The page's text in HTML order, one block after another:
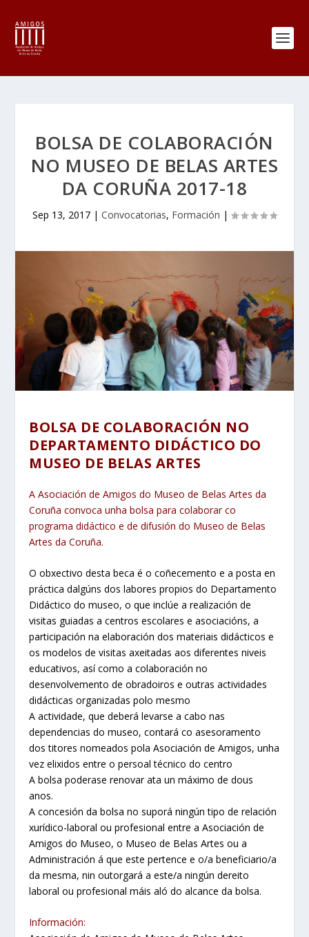
BOLSA DE COLABORACIÓN
NO MUSEO DE BELAS ARTES
DA CORUÑA 2017-18
Sep 13, 2017 | Convocatorias, Formación |
BOLSA DE COLABORACIÓN NO
DEPARTAMENTO DIDÁCTICO DO
MUSEO DE BELAS ARTES
A Asociación de Amigos do Museo de Belas Artes da
Coruña convoca unha bolsa para colaborar co
programa didáctico e de difusión do Museo de Belas
Artes da Coruña.
O obxectivo desta beca é o coñecemento e a posta en
práctica dalgúns dos labores propios do Departamento
Didáctico do museo, o que inclúe a realización de
visitas guiadas a centros escolares e asociacións, a
participación na elaboración dos materiais didácticos e
os modelos de visitas axeitadas aos diferentes niveis
educativos, así como a colaboración no
desenvolvemento de obradoiros e outras actividades
didácticas organizadas polo mesmo
A actividade, que deberá levarse a cabo nas
dependencias do museo, contará co asesoramento
dos titores nomeados pola Asociación de Amigos, unha
vez elixidos entre o persoal técnico do centro
A bolsa poderase renovar ata un máximo de dous
anos.
A concesión da bolsa no suporá ningún tipo de relación
xurídico-laboral ou profesional entre a Asociación de
Amigos do Museo, o Museo de Belas Artes ou a
Administración á que este pertence e o/a beneficiario/a
da mesma, nin outorgará a este/a ningún dereito
laboral ou profesional máis aló do alcance da bolsa.
Información: